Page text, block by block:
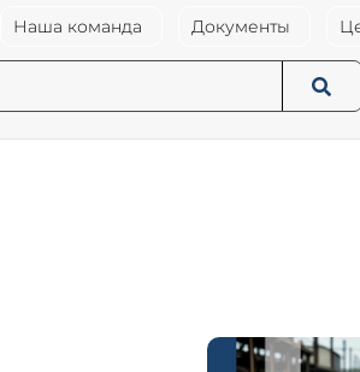
Наша команда Документы